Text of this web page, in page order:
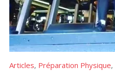
Articles, Préparation Physique,